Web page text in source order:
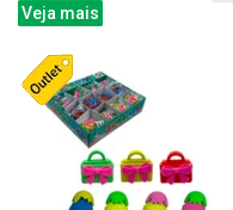
Veja mais